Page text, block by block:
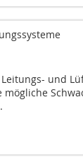
und